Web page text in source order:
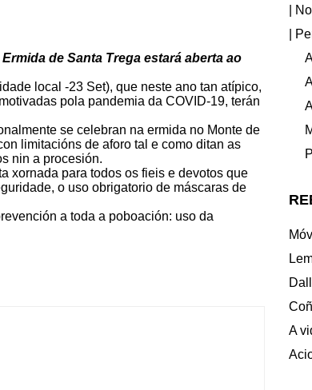
de Santa Trega estará aberta ao
local -23 Set), que neste ano tan atípico,
pola pandemia da COVID-19, terán
se celebran na ermida no Monte de
limitacións de aforo tal e como ditan as
nin a procesión.
xornada para todos os fieis e devotos que
o uso obrigatorio de máscaras de
a toda a poboación: uso da
|
|
A